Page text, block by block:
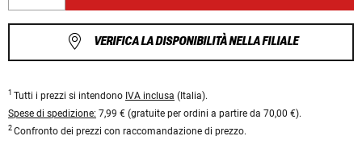
VERIFICA LA DISPONIBILITÀ NELLA FILIALE
1 Tutti i prezzi si intendono IVA inclusa (Italia).
Spese di spedizione: 7,99 € (gratuite per ordini a partire da 70,00 €).
2 Confronto dei prezzi con raccomandazione di prezzo.